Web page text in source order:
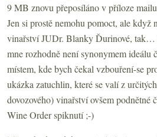
9 MB znovu přeposíláno v příloze
Jen si prostě nemohu pomoct, ale když
vinařství JUDr. Blanky Ďurinové, tak…
mne rozhodně není synonymem ideálu
místem, kde bych čekal vzbouření-se
ukázka zatuchlin, které se valí z
dovozového) vinařství ovšem podnětné
Wine Order spiknutí ;-)